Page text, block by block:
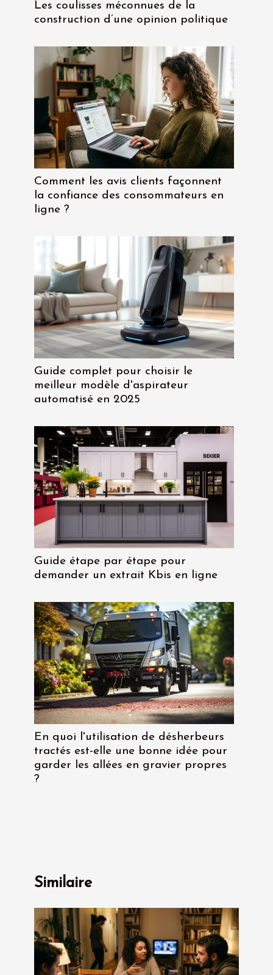
Les coulisses méconnues de la
construction d’une opinion politique
Comment les avis clients façonnent
la confiance des consommateurs en
ligne ?
Guide complet pour choisir le
meilleur modèle d'aspirateur
automatisé en 2025
Guide étape par étape pour
demander un extrait Kbis en ligne
En quoi l'utilisation de désherbeurs
tractés est-elle une bonne idée pour
garder les allées en gravier propres
?
Similaire